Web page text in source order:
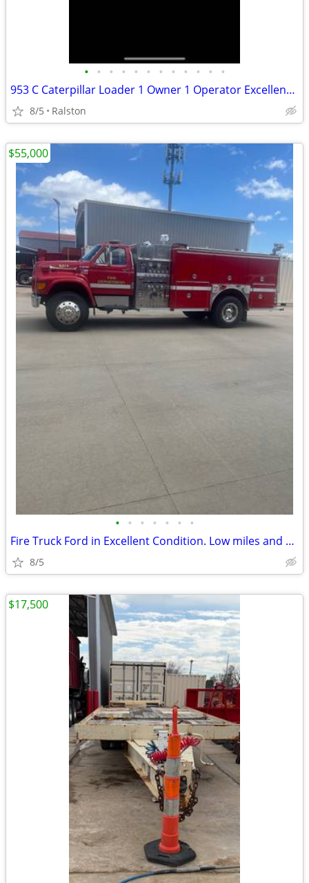
• • • • • • • • • • • •
953 C Caterpillar Loader 1 Owner 1 Operator Excellent Condition.
8/5 Ralston
• • • • • • •
Fire Truck Ford in Excellent Condition. Low miles and hours.
8/5
$55,000
$17,500